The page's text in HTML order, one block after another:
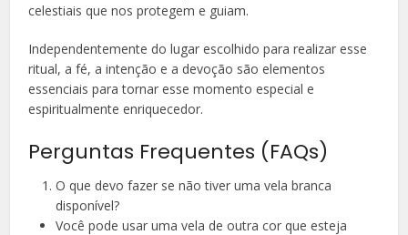
celestiais que nos protegem e guiam.
Independentemente do lugar escolhido para realizar esse
ritual, a fé, a intenção e a devoção são elementos
essenciais para tornar esse momento especial e
espiritualmente enriquecedor.
Perguntas Frequentes (FAQs)
O que devo fazer se não tiver uma vela branca
disponível?
Você pode usar uma vela de outra cor que esteja